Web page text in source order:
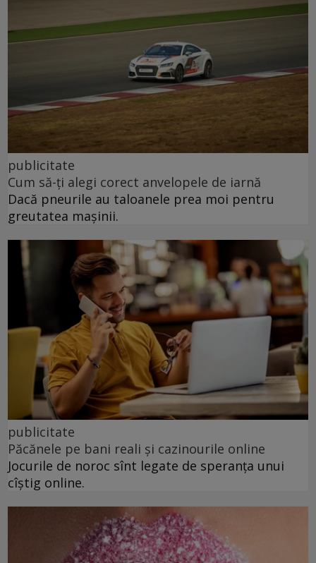
publicitate
Cum să-ți alegi corect anvelopele de iarnă
Dacă pneurile au taloanele prea moi pentru
greutatea mașinii.
publicitate
Păcănele pe bani reali și cazinourile online
Jocurile de noroc sînt legate de speranța unui
cîștig online.